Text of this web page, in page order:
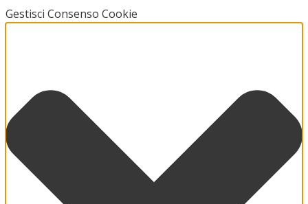
Gestisci Consenso Cookie